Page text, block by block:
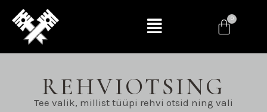
REHVIOTSING
Tee valik, millist tüüpi rehvi otsid ning vali